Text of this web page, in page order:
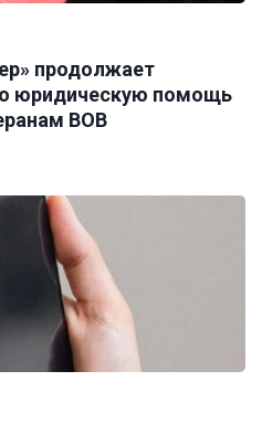
продолжает
юридическую помощь
ВОВ